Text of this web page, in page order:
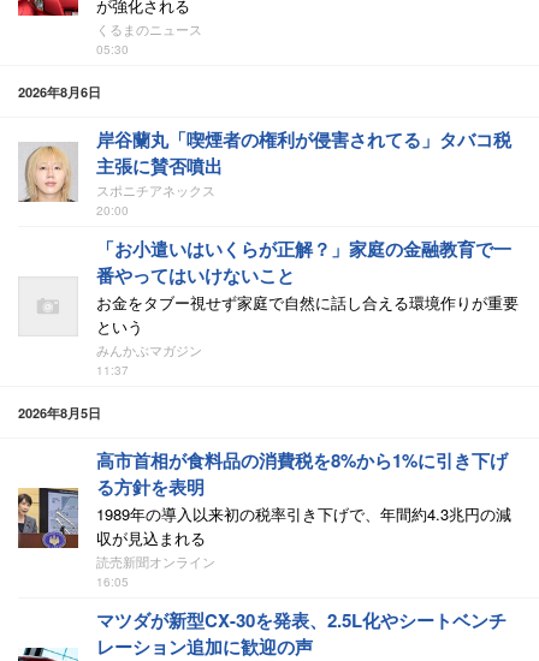
が強化される
くるまのニュース
05:30
2026年8月6日
岸谷蘭丸「喫煙者の権利が侵害されてる」タバコ税
主張に賛否噴出
スポニチアネックス
20:00
「お小遣いはいくらが正解？」家庭の金融教育で一
番やってはいけないこと
お金をタブー視せず家庭で自然に話し合える環境作りが重要
という
みんかぶマガジン
11:37
2026年8月5日
高市首相が食料品の消費税を8%から1%に引き下げ
る方針を表明
1989年の導入以来初の税率引き下げで、年間約4.3兆円の減
収が見込まれる
読売新聞オンライン
16:05
マツダが新型CX-30を発表、2.5L化やシートベンチ
レーション追加に歓迎の声